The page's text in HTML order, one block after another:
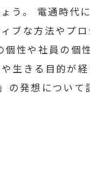
う。 電通時
ィブな方法や
性や社員の個
生きる目的が
発想について